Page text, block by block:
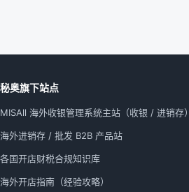
秘奥旗下站点
MISAll 海外收银管理系统主站（收银 / 进销存）
海外进销存 / 批发 B2B 产品站
各国开店财税合规知识库
海外开店指南（经验攻略）